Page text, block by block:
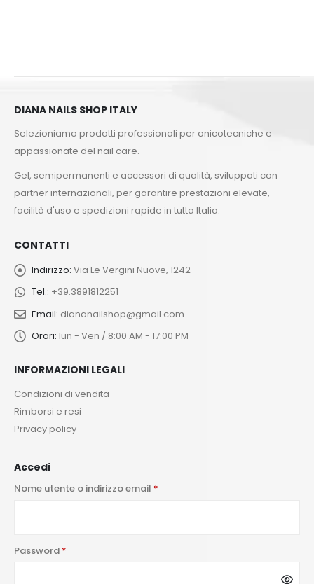
DIANA NAILS SHOP ITALY
Selezioniamo prodotti professionali per onicotecniche e
appassionate del nail care.
Gel, semipermanenti e accessori di qualità, sviluppati con
partner internazionali, per garantire prestazioni elevate,
facilità d'uso e spedizioni rapide in tutta Italia.
CONTATTI
Indirizzo: Via Le Vergini Nuove, 1242
Tel.: +39.3891812251
Email: diananailshop@gmail.com
Orari: lun - Ven / 8:00 AM - 17:00 PM
INFORMAZIONI LEGALI
Condizioni di vendita
Rimborsi e resi
Privacy policy
Accedi
Nome utente o indirizzo email *
Password *